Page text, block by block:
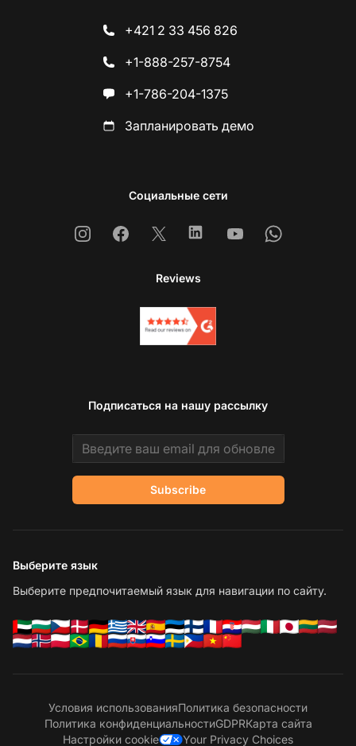
+421 2 33 456 826
+1-888-257-8754
+1-786-204-1375
Запланировать демо
Социальные сети
InstagramFacebook
X LinkedinYoutubeWhatsapp
Reviews
Подписаться на нашу рассылку
Email address
Subscribe
Выберите язык
Выберите предпочитаемый язык для навигации по сайту.
Условия использованияПолитика безопасности
Политика конфиденциальностиGDPRКарта сайта
Настройки cookie
Your Privacy Choices